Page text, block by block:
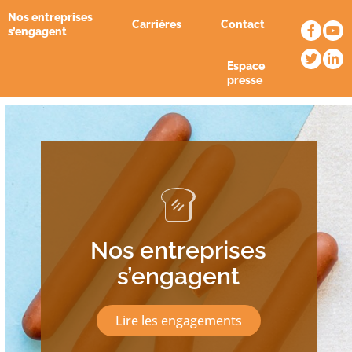
Nos entreprises
s’engagent
Carrières Contact
Espace
presse
Nos entreprises
s’engagent
Lire les engagements